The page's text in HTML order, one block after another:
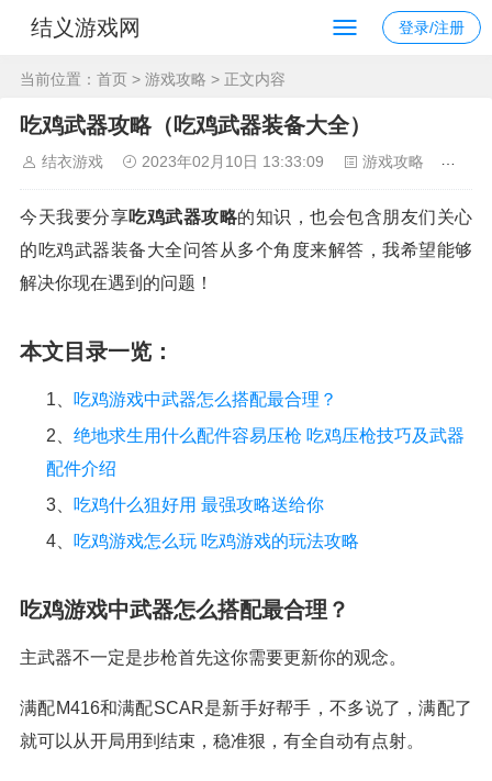
结义游戏网 登录/注册
当前位置： 首页 > 游戏攻略 > 正文内容
吃鸡武器攻略（吃鸡武器装备大全）
结衣游戏 2023年02月10日 13:33:09 游戏攻略
今天我要分享吃鸡武器攻略的知识，也会包含朋友们关心
的吃鸡武器装备大全问答从多个角度来解答，我希望能够
解决你现在遇到的问题！
本文目录一览：
1、 吃鸡游戏中武器怎么搭配最合理？
2、 绝地求生用什么配件容易压枪 吃鸡压枪技巧及武器
配件介绍
3、 吃鸡什么狙好用 最强攻略送给你
4、 吃鸡游戏怎么玩 吃鸡游戏的玩法攻略
吃鸡游戏中武器怎么搭配最合理？
主武器不一定是步枪首先这你需要更新你的观念。
满配M416和满配SCAR是新手好帮手，不多说了，满配了
就可以从开局用到结束，稳准狠，有全自动有点射。